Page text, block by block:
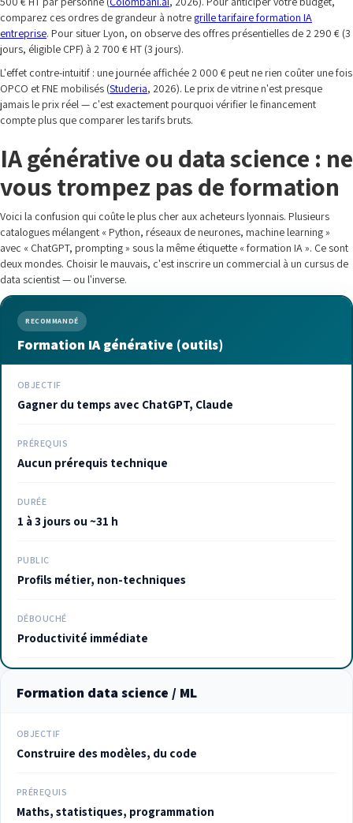
comparez ces ordres de grandeur à notre grille tarifaire formation IA
entreprise. Pour situer Lyon, on observe des offres présentielles de 2 290 € (3
jours, éligible CPF) à 2 700 € HT (3 jours).
L'effet contre-intuitif : une journée affichée 2 000 € peut ne rien coûter une fois
OPCO et FNE mobilisés (Studeria, 2026). Le prix de vitrine n'est presque
jamais le prix réel — c'est exactement pourquoi vérifier le financement
compte plus que comparer les tarifs bruts.
IA générative ou data science : ne
vous trompez pas de formation
Voici la confusion qui coûte le plus cher aux acheteurs lyonnais. Plusieurs
catalogues mélangent « Python, réseaux de neurones, machine learning »
avec « ChatGPT, prompting » sous la même étiquette « formation IA ». Ce sont
deux mondes. Choisir le mauvais, c'est inscrire un commercial à un cursus de
data scientist — ou l'inverse.
RECOMMANDÉ
Formation IA générative (outils)
OBJECTIF
Gagner du temps avec ChatGPT, Claude
PRÉREQUIS
Aucun prérequis technique
DURÉE
1 à 3 jours ou ~31 h
PUBLIC
Profils métier, non-techniques
DÉBOUCHÉ
Productivité immédiate
Formation data science / ML
OBJECTIF
Construire des modèles, du code
PRÉREQUIS
Maths, statistiques, programmation